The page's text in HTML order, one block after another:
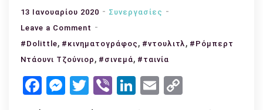
13 Ιανουαρίου 2020
Συνεργασίες
Leave a Comment on
Dolittle:
που
#Dolittle, #κινηματογράφος , #ντουλιτλ , #Ρόμπερτ
Ντάουνι Τζούνιορ , #σινεμά, #ταινία
Facebook
Messenger
Twitter
ViberLinkedIn
Email
Link